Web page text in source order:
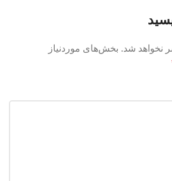
نخواهد شد. بخش‌های موردنیاز